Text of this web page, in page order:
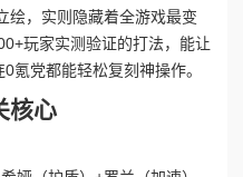
绘，实则隐藏着全游戏最变
玩家实测验证的打法，能让
氪党都能轻松复刻神操作。
核心